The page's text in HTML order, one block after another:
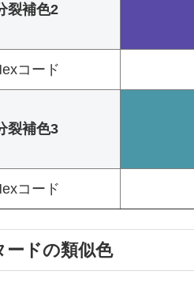
裂補色2
コード
裂補色3
コード
ードの類似色